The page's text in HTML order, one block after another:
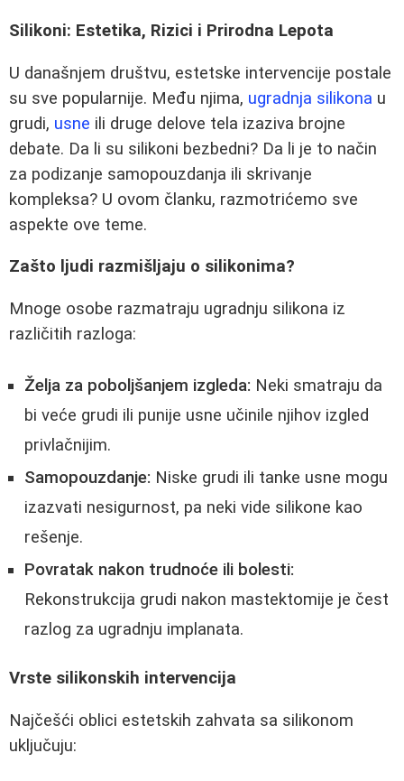
Silikoni: Estetika, Rizici i Prirodna Lepota
U današnjem društvu, estetske intervencije postale
su sve popularnije. Među njima, ugradnja silikona u
grudi, usne ili druge delove tela izaziva brojne
debate. Da li su silikoni bezbedni? Da li je to način
za podizanje samopouzdanja ili skrivanje
kompleksa? U ovom članku, razmotrićemo sve
aspekte ove teme.
Zašto ljudi razmišljaju o silikonima?
Mnoge osobe razmatraju ugradnju silikona iz
različitih razloga:
Želja za poboljšanjem izgleda: Neki smatraju da
bi veće grudi ili punije usne učinile njihov izgled
privlačnijim.
Samopouzdanje: Niske grudi ili tanke usne mogu
izazvati nesigurnost, pa neki vide silikone kao
rešenje.
Povratak nakon trudnoće ili bolesti:
Rekonstrukcija grudi nakon mastektomije je čest
razlog za ugradnju implanata.
Vrste silikonskih intervencija
Najčešći oblici estetskih zahvata sa silikonom
uključuju: